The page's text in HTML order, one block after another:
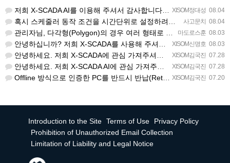
XISOM정대성 08.04
저희 X-SCADA AI를 이용해 주셔서 감사합니다. 문의 사항에 대하여 답변드리겠습니다. 문의하신 내용을 …
사고문치 08.04
혹시 스케줄러 동작 조건을 시간단위로 설정하려면 일단위를 여러개 설정하는거 말고 방법이 있을까요?
마도로스훈 08.03
관리자님, 다각형(Polygon)의 경우 여러 형태로 도형을 그려서 첫 점과 끝 점을 이었음에도 불구하고 완…
XISOM신명호 08.03
안녕하십니까? 저희 X-SCADA를 사용해 주셔서 감사합니다. 문의하신 리스트뷰의 열 구성 변경 기능에 대해…
XISOM김국진 07.28
안녕하세요. 저희 X-SCADA에 관심 가져주셔서 감사합니다. 자이솜 웹사이트의 X-SCADA AI 소개 페…
XISOM김국진 07.28
안녕하세요. 저희 X-SCADA AI에 관심 가져주셔서 감사합니다. 해당 라이선스 버전은 X-SCADA AI…
XISOM김국진 07.20
Offline 방식으로 인증한 PC를 반드시 반납(Return) 처리해주셔야 다른 PC에서도 사용 가능합니다…
Introduction to the Site Terms of Use
Privacy Policy
Prohibition of Unauthorized Email Collection
Limitation of Liability and Legal Notice